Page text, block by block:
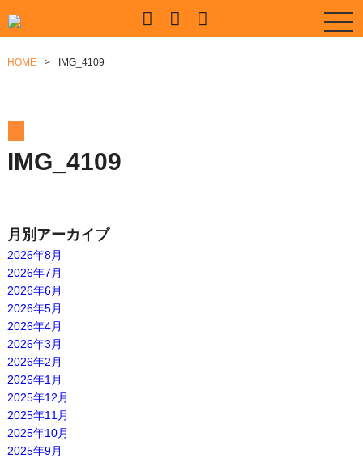
HOME IMG_4109
IMG_4109
月別アーカイブ
2026年8月
2026年7月
2026年6月
2026年5月
2026年4月
2026年3月
2026年2月
2026年1月
2025年12月
2025年11月
2025年10月
2025年9月